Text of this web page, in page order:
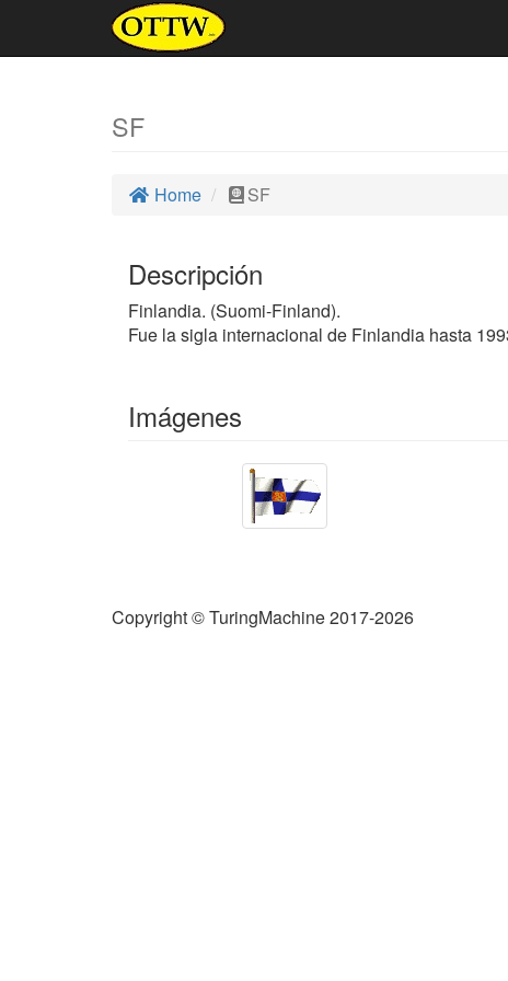
SF
Home SF
Descripción
Finlandia. (Suomi-Finland).
Fue la sigla internacional de Finlandia hasta
Imágenes
Copyright © TuringMachine 2017-2026